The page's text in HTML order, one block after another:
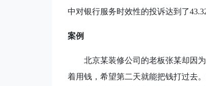
中对银行服务时效性的投诉达到了
案例
北京某装修公司的老板张某却因
着用钱，希望第二天就能把钱打过去